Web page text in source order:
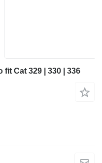
Cat 329 | 330 | 336